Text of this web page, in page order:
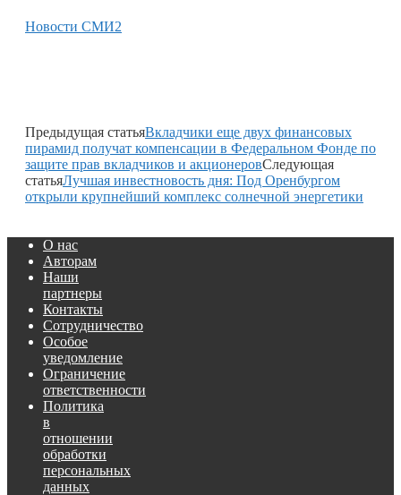
Новости СМИ2
Предыдущая статьяВкладчики еще двух финансовых
пирамид получат компенсации в Федеральном Фонде по
защите прав вкладчиков и акционеровСледующая
статьяЛучшая инвестновость дня: Под Оренбургом
открыли крупнейший комплекс солнечной энергетики
О нас
Авторам
Наши
партнеры
Контакты
Сотрудничество
Особое
уведомление
Ограничение
ответственности
Политика
в
отношении
обработки
персональных
данных